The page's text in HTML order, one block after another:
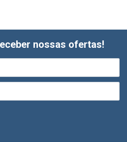
nossas ofertas!